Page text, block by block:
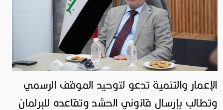
الإعمار والتنمية تدعو لتوحيد الموقف الرسمي
وتطالب بإرسال قانوني الحشد وتقاعده للبرلمان